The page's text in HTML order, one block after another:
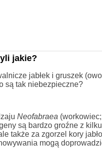
jakie?
jabłek i gruszek
są tak niebezpieczne?
Neofabraea
są bardzo groźne z
także za zgorzel kory
mogą